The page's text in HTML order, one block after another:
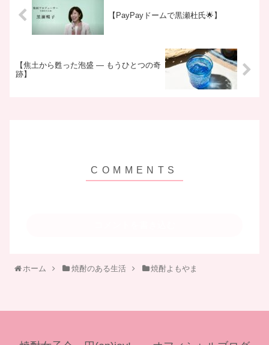
【PayPayドームで黒瀬杜氏🌟】
【焦土から甦った泡盛 ― もうひとつの奇
跡】
ホーム 焼酎のある生活 焼酎よもやま